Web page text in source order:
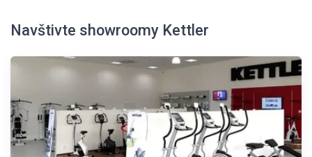
Navštivte showroomy Kettler